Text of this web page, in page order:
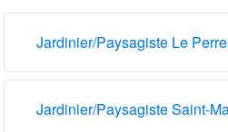
Jardinier/Paysagiste Le
Jardinier/Paysagiste Saint-